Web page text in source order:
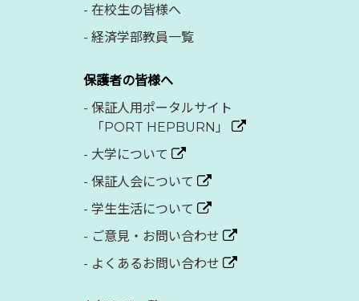
- 在校生の皆様へ
- 経済学部教員一覧
保護者の皆様へ
- 保証人用ポータルサイト
「PORT HEPBURN」
- 大学について
- 保証人会について
- 学生生活について
- ご意見・お問い合わせ
- よくあるお問い合わせ